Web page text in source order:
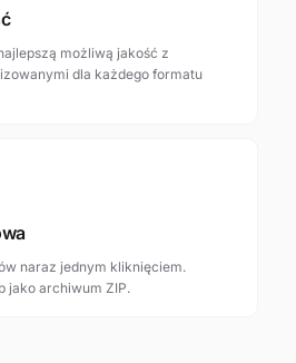
możliwą jakość z
dla każdego formatu
naraz jednym kliknięciem.
jako archiwum ZIP.